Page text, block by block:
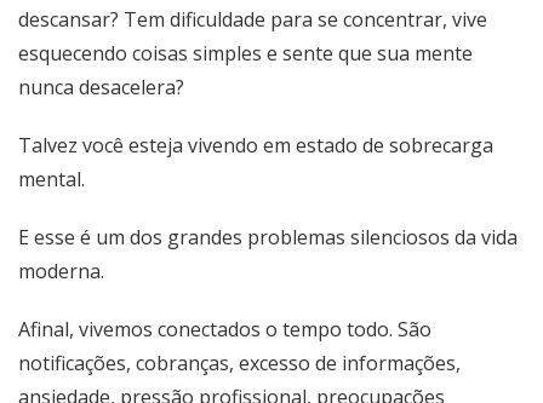
descansar? Tem dificuldade para se concentrar, vive
esquecendo coisas simples e sente que sua mente
nunca desacelera?
Talvez você esteja vivendo em estado de sobrecarga
mental.
E esse é um dos grandes problemas silenciosos da vida
moderna.
Afinal, vivemos conectados o tempo todo. São
notificações, cobranças, excesso de informações,
ansiedade, pressão profissional, preocupações